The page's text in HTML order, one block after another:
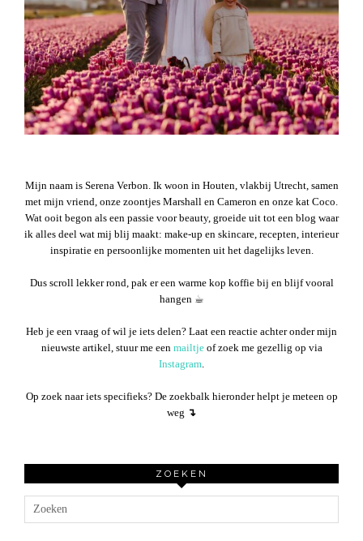
Mijn naam is Serena Verbon. Ik woon in Houten, vlakbij Utrecht, samen
met mijn vriend, onze zoontjes Marshall en Cameron en onze kat Coco.
Wat ooit begon als een passie voor beauty, groeide uit tot een blog waar
ik alles deel wat mij blij maakt: make-up en skincare, recepten, interieur
inspiratie en persoonlijke momenten uit het dagelijks leven.
Dus scroll lekker rond, pak er een warme kop koffie bij en blijf vooral
hangen ☕︎
Heb je een vraag of wil je iets delen? Laat een reactie achter onder mijn
nieuwste artikel, stuur me een mailtjeof zoek me gezellig op via
Instagram.
Op zoek naar iets specifieks? De zoekbalk hieronder helpt je meteen op
weg ↴
ZOEKEN